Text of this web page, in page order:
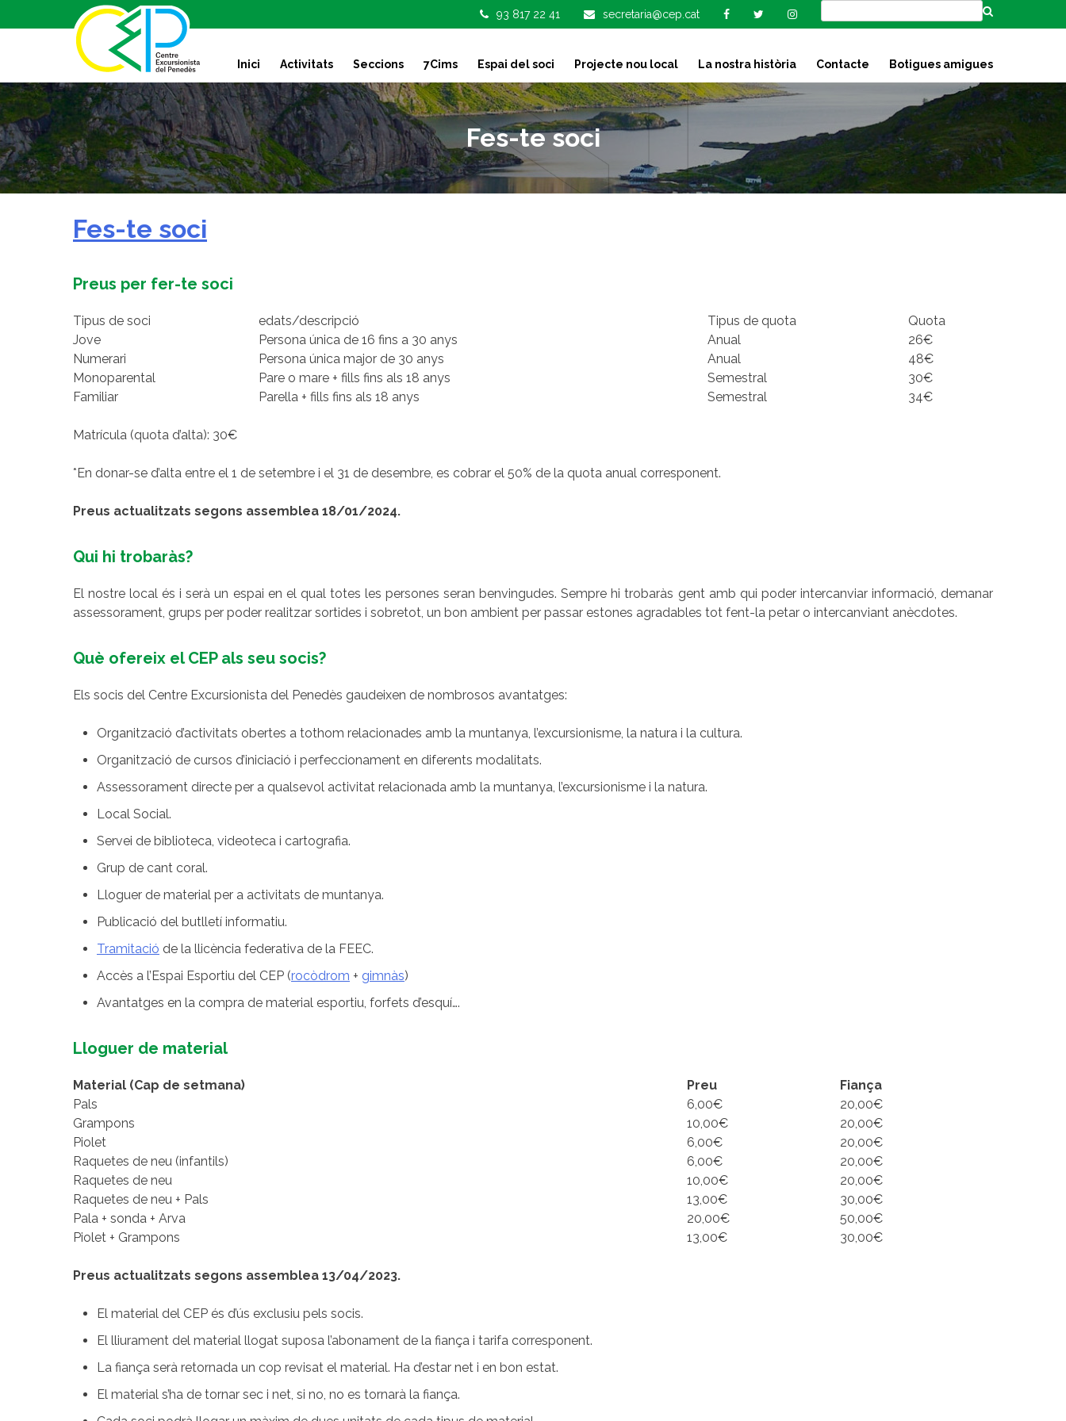
k
t
o
c
o
n
t
93 817 22 41 secretaria@cep.cat
Inici Activitats Seccions 7Cims Espai del soci Projecte nou local La nostra història Contacte Botigues amigues
Fes-te soci
Fes-te soci
Preus per fer-te soci
Tipus de soci edats/descripció Tipus de quota
Quota
Jove
Persona única de 16 fins a 30 anys Anual
26€
Numerari
Persona única major de 30 anys Anual
48€
Monoparental
Pare o mare + fills fins als 18 anys Semestral
30€
Familiar
Parella + fills fins als 18 anys Semestral 34€
Matrícula (quota d’alta): 30€
*En donar-se d’alta entre el 1 de setembre i el 31 de desembre, es cobrar el 50% de la quota anual corresponent.
Preus actualitzats segons assemblea 18/01/2024.
Qui hi trobaràs?
El nostre local és i serà un espai en el qual totes les persones seran benvingudes. Sempre hi trobaràs gent amb qui poder intercanviar informació, demanar
assessorament, grups per poder realitzar sortides i sobretot, un bon ambient per passar estones agradables tot fent-la petar o intercanviant anècdotes.
Què ofereix el CEP als seu socis?
Els socis del Centre Excursionista del Penedès gaudeixen de nombrosos avantatges:
Organització d’activitats obertes a tothom relacionades amb la muntanya, l’excursionisme, la natura i la cultura.
Organització de cursos d’iniciació i perfeccionament en diferents modalitats.
Assessorament directe per a qualsevol activitat relacionada amb la muntanya, l’excursionisme i la natura.
Local Social.
Servei de biblioteca, videoteca i cartografia.
Grup de cant coral.
Lloguer de material per a activitats de muntanya.
Publicació del butlletí informatiu.
Tramitació de la llicència federativa de la FEEC.
Accès a l’Espai Esportiu del CEP (rocòdrom + gimnàs)
Avantatges en la compra de material esportiu, forfets d’esquí….
Lloguer de material
Material (Cap de setmana) Preu
Fiança
Pals
6,00€
20,00€
Grampons
10,00€
20,00€
Piolet
6,00€
20,00€
Raquetes de neu (infantils)
6,00€
20,00€
Raquetes de neu
10,00€
20,00€
Raquetes de neu + Pals
13,00€
30,00€
Pala + sonda + Arva
20,00€
50,00€
Piolet + Grampons
13,00€ 30,00€
Preus actualitzats segons assemblea 13/04/2023.
El material del CEP és d’ús exclusiu pels socis.
El lliurament del material llogat suposa l’abonament de la fiança i tarifa corresponent.
La fiança serà retornada un cop revisat el material. Ha d’estar net i en bon estat.
El material s’ha de tornar sec i net, si no, no es tornarà la fiança.